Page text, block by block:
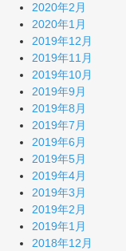
2020年2月
2020年1月
2019年12月
2019年11月
2019年10月
2019年9月
2019年8月
2019年7月
2019年6月
2019年5月
2019年4月
2019年3月
2019年2月
2019年1月
2018年12月